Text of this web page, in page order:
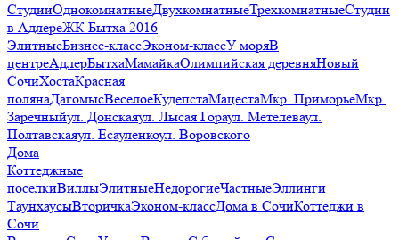
СтудииОднокомнатныеДвухкомнатныеТрехкомнатныеСтудии
в АдлереЖК Бытха 2016
ЭлитныеБизнес-классЭконом-классУ моряВ
центреАдлерБытхаМамайкаОлимпийская деревняНовый
СочиХостаКрасная
полянаДагомысВеселоеКудепстаМацестаМкр. ПриморьеМкр.
Заречныйул. Донскаяул. Лысая Гораул. Метелеваул.
Полтавскаяул. Есауленкоул. Воровского
Дома
Коттеджные
поселкиВиллыЭлитныеНедорогиеЧастныеЭллинги
ТаунхаусыВторичкаЭконом-классДома в СочиКоттеджи в
Сочи